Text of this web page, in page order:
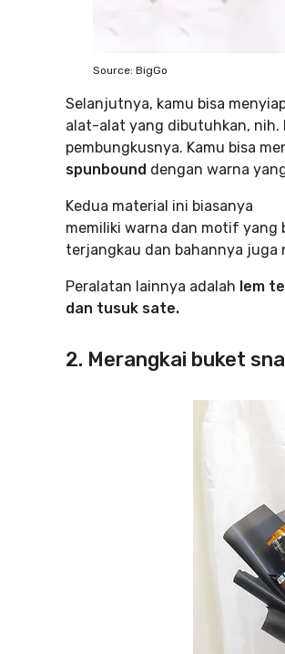
Source: BigGo
Selanjutnya, kamu bisa
alat-alat yang dibutuhkan, nih.
pembungkusnya. Kamu bisa
spunbound dengan warna
Kedua material ini biasanya
memiliki warna dan motif yang
terjangkau dan bahannya juga
Peralatan lainnya adalah lem
dan tusuk sate.
2. Merangkai buket